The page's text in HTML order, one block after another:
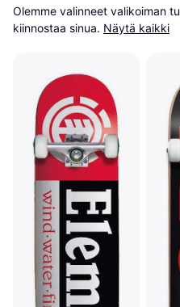
Olemme valinneet valikoiman
kiinnostaa sinua. Näytä kaikki